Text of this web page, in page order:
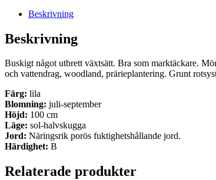
Beskrivning
Beskrivning
Buskigt något utbrett växtsätt. Bra som marktäckare.
och vattendrag, woodland, prärieplantering. Grunt
Färg: lila
Blomning: juli-september
Höjd: 100 cm
Läge: sol-halvskugga
Jord: Näringsrik porös fuktighetshållande jord.
Härdighet: B
Relaterade produkter